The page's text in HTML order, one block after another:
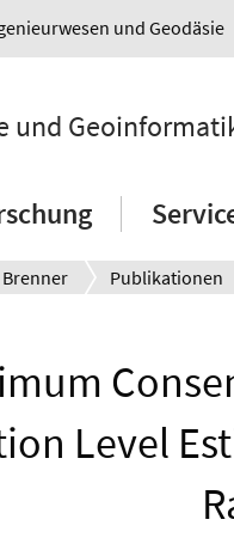
und Geodäsie
und
Brenner Publikationen
Level